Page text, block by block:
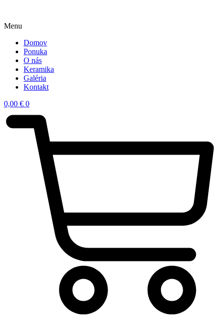
Menu
Domov
Ponuka
O nás
Keramika
Galéria
Kontakt
0,00 € 0